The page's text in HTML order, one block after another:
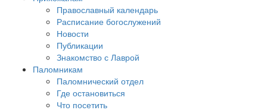
Православный календарь
Расписание богослужений
Новости
Публикации
Знакомство с Лаврой
Паломникам
Паломнический отдел
Где остановиться
Что посетить